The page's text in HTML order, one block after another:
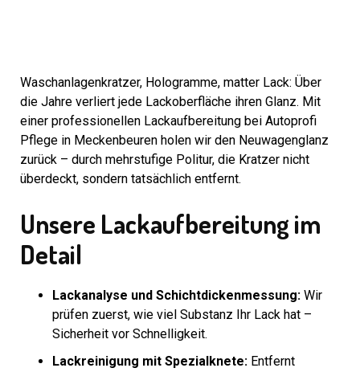
Waschanlagenkratzer, Hologramme, matter Lack: Über
die Jahre verliert jede Lackoberfläche ihren Glanz. Mit
einer professionellen Lackaufbereitung bei Autoprofi
Pflege in Meckenbeuren holen wir den Neuwagenglanz
zurück – durch mehrstufige Politur, die Kratzer nicht
überdeckt, sondern tatsächlich entfernt.
Unsere Lackaufbereitung im
Detail
Lackanalyse und Schichtdickenmessung: Wir
prüfen zuerst, wie viel Substanz Ihr Lack hat –
Sicherheit vor Schnelligkeit.
Lackreinigung mit Spezialknete: Entfernt